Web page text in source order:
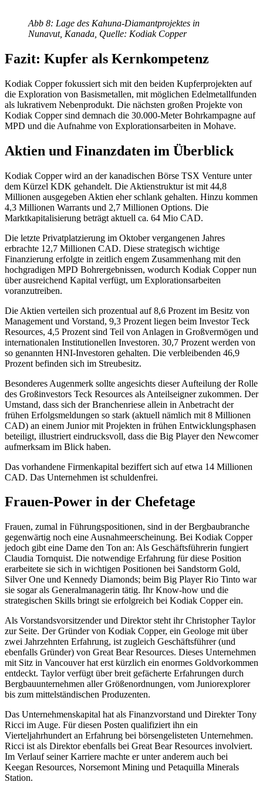
Abb 8: Lage des Kahuna-Diamantprojektes in
Nunavut, Kanada, Quelle: Kodiak Copper
Fazit: Kupfer als Kernkompetenz
Kodiak Copper fokussiert sich mit den beiden Kupferprojekten auf
die Exploration von Basismetallen, mit möglichen Edelmetallfunden
als lukrativem Nebenprodukt. Die nächsten großen Projekte von
Kodiak Copper sind demnach die 30.000-Meter Bohrkampagne auf
MPD und die Aufnahme von Explorationsarbeiten in Mohave.
Aktien und Finanzdaten im Überblick
Kodiak Copper wird an der kanadischen Börse TSX Venture unter
dem Kürzel KDK gehandelt. Die Aktienstruktur ist mit 44,8
Millionen ausgegeben Aktien eher schlank gehalten. Hinzu kommen
4,3 Millionen Warrants und 2,7 Millionen Options. Die
Marktkapitalisierung beträgt aktuell ca. 64 Mio CAD.
Die letzte Privatplatzierung im Oktober vergangenen Jahres
erbrachte 12,7 Millionen CAD. Diese strategisch wichtige
Finanzierung erfolgte in zeitlich engem Zusammenhang mit den
hochgradigen MPD Bohrergebnissen, wodurch Kodiak Copper nun
über ausreichend Kapital verfügt, um Explorationsarbeiten
voranzutreiben.
Die Aktien verteilen sich prozentual auf 8,6 Prozent im Besitz von
Management und Vorstand, 9,3 Prozent liegen beim Investor Teck
Resources, 4,5 Prozent sind Teil von Anlagen in Großvermögen und
internationalen Institutionellen Investoren. 30,7 Prozent werden von
so genannten HNI-Investoren gehalten. Die verbleibenden 46,9
Prozent befinden sich im Streubesitz.
Besonderes Augenmerk sollte angesichts dieser Aufteilung der Rolle
des Großinvestors Teck Resources als Anteilseigner zukommen. Der
Umstand, dass sich der Branchenriese allein in Anbetracht der
frühen Erfolgsmeldungen so stark (aktuell nämlich mit 8 Millionen
CAD) an einem Junior mit Projekten in frühen Entwicklungsphasen
beteiligt, illustriert eindrucksvoll, dass die Big Player den Newcomer
aufmerksam im Blick haben.
Das vorhandene Firmenkapital beziffert sich auf etwa 14 Millionen
CAD. Das Unternehmen ist schuldenfrei.
Frauen-Power in der Chefetage
Frauen, zumal in Führungspositionen, sind in der Bergbaubranche
gegenwärtig noch eine Ausnahmeerscheinung. Bei Kodiak Copper
jedoch gibt eine Dame den Ton an: Als Geschäftsführerin fungiert
Claudia Tornquist. Die notwendige Erfahrung für diese Position
erarbeitete sie sich in wichtigen Positionen bei Sandstorm Gold,
Silver One und Kennedy Diamonds; beim Big Player Rio Tinto war
sie sogar als Generalmanagerin tätig. Ihr Know-how und die
strategischen Skills bringt sie erfolgreich bei Kodiak Copper ein.
Als Vorstandsvorsitzender und Direktor steht ihr Christopher Taylor
zur Seite. Der Gründer von Kodiak Copper, ein Geologe mit über
zwei Jahrzehnten Erfahrung, ist zugleich Geschäftsführer (und
ebenfalls Gründer) von Great Bear Resources. Dieses Unternehmen
mit Sitz in Vancouver hat erst kürzlich ein enormes Goldvorkommen
entdeckt. Taylor verfügt über breit gefächerte Erfahrungen durch
Bergbauunternehmen aller Größenordnungen, vom Juniorexplorer
bis zum mittelständischen Produzenten.
Das Unternehmenskapital hat als Finanzvorstand und Direkter Tony
Ricci im Auge. Für diesen Posten qualifiziert ihn ein
Vierteljahrhundert an Erfahrung bei börsengelisteten Unternehmen.
Ricci ist als Direktor ebenfalls bei Great Bear Resources involviert.
Im Verlauf seiner Karriere machte er unter anderem auch bei
Keegan Resources, Norsemont Mining und Petaquilla Minerals
Station.